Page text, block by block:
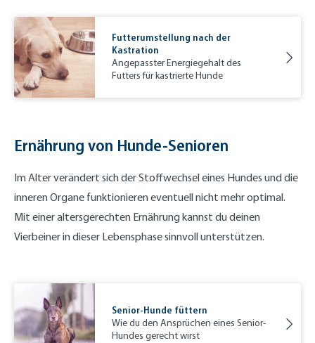
Futterumstellung nach der
Kastration
Angepasster Energiegehalt des
Futters für kastrierte Hunde
Ernährung von Hunde-Senioren
Im Alter verändert sich der Stoffwechsel eines Hundes und die
inneren Organe funktionieren eventuell nicht mehr optimal.
Mit einer altersgerechten Ernährung kannst du deinen
Vierbeiner in dieser Lebensphase sinnvoll unterstützen.
Senior-Hunde füttern
Wie du den Ansprüchen eines Senior-
Hundes gerecht wirst